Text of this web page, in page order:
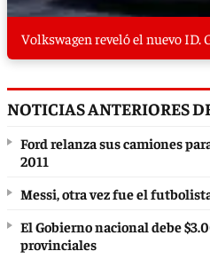
Volkswagen reveló el nuevo ID.
NOTICIAS ANTERIORES
Ford relanza sus camiones
2011
Messi, otra vez fue el
El Gobierno nacional debe
provinciales